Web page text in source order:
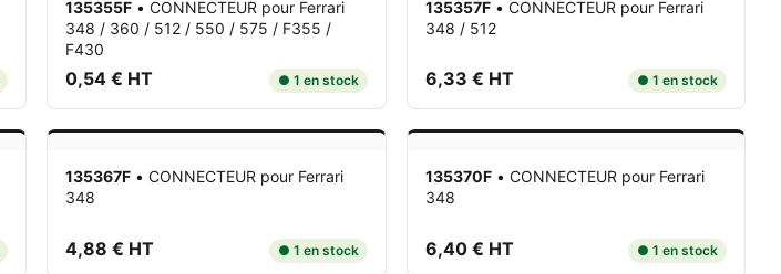
135355F • CONNECTEUR pour Ferrari
348 / 360 / 512 / 550 / 575 / F355 /
F430
0,54 € HT ● 1 en stock
135357F • CONNECTEUR pour Ferrari
348 / 512
6,33 € HT ● 1 en stock
135367F • CONNECTEUR pour Ferrari
348
4,88 € HT ● 1 en stock
135370F • CONNECTEUR pour Ferrari
348
6,40 € HT ● 1 en stock